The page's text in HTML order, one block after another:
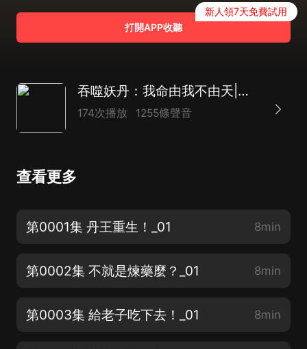
打開APP收聽
新人領7天免費試用
吞噬妖丹：我命由我不由天|爽文|逆襲|熱血
174次播放 1255條聲音
查看更多
第0001集 丹王重生！_01 8min
第0002集 不就是煉藥麼？_01 8min
第0003集 給老子吃下去！_01 8min